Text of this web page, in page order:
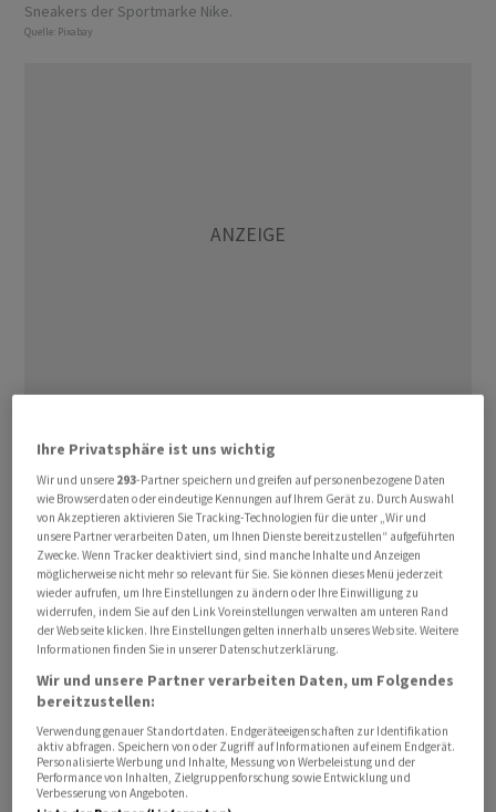
Sneakers der Sportmarke Nike.
Quelle: Pixabay
Der Umsatz ging im ersten Quartal (per Ende August)
um zehn Prozent auf 11,6 Milliarden Dollar zurück,
etwas stärker als von Analysten erwartet, wieNikeam
Dienstag in Beaverton im US-Bundesstaat Oregon
mitteilte. Der Nettogewinn brach um 28 Prozent auf 1,1
Milliarden Dollar ein, fiel damit aber deutlich besser aus
als Analysten befürchtet hatten.Nike-Finanzvorstand
Matt Friend nahm die Prognose für das Gesamtjahr
2024/25 zurück. Bisher hatte Nike ein Umsatzminus von
rund fünf Prozent erwartet.
Im September hatte die weltweite Nummer eins den
Abschied von Vorstandschef John Donahoe
angekündigt. Mitte Oktober soll Elliott Hill das Ruder
Ihre Privatsphäre ist uns wichtig
Wir und unsere 293-Partner speichern und greifen auf personenbezogene Daten
wie Browserdaten oder eindeutige Kennungen auf Ihrem Gerät zu. Durch Auswahl
von Akzeptieren aktivieren Sie Tracking-Technologien für die unter „Wir und
unsere Partner verarbeiten Daten, um Ihnen Dienste bereitzustellen“ aufgeführten
Zwecke. Wenn Tracker deaktiviert sind, sind manche Inhalte und Anzeigen
möglicherweise nicht mehr so relevant für Sie. Sie können dieses Menü jederzeit
wieder aufrufen, um Ihre Einstellungen zu ändern oder Ihre Einwilligung zu
widerrufen, indem Sie auf den Link Voreinstellungen verwalten am unteren Rand
der Webseite klicken. Ihre Einstellungen gelten innerhalb unseres Website. Weitere
Informationen finden Sie in unserer Datenschutzerklärung.
Wir und unsere Partner verarbeiten Daten, um Folgendes
bereitzustellen:
Verwendung genauer Standortdaten. Endgeräteeigenschaften zur Identifikation
aktiv abfragen. Speichern von oder Zugriff auf Informationen auf einem Endgerät.
Personalisierte Werbung und Inhalte, Messung von Werbeleistung und der
Performance von Inhalten, Zielgruppenforschung sowie Entwicklung und
Verbesserung von Angeboten.